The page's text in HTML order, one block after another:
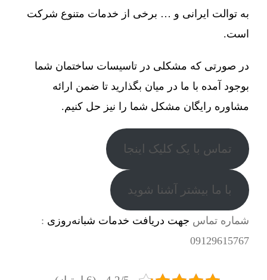
به توالت ایرانی و … برخی از خدمات متنوع شرکت
است.
در صورتی که مشکلی در تاسیسات ساختمان شما
بوجود آمده با ما در میان بگذارید تا ضمن ارائه
مشاوره رایگان مشکل شما را نیز حل کنیم.
تماس با یک کلیک اینجا
با ما بیشتر آشنا شوید
شماره تماس جهت دریافت خدمات شبانه‌روزی :
09129615767